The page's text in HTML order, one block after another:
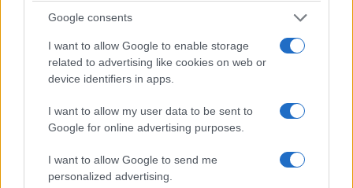
Google consents
I want to allow Google to enable storage
related to advertising like cookies on web or
device identifiers in apps.
I want to allow my user data to be sent to
Google for online advertising purposes.
I want to allow Google to send me
personalized advertising.
Edad de Bronce. Cortada en dos por elrío
Tavira
las calles empedradas se entrelazan con parques
sombreados, hasta un castillo elevado, sobre un
iglesias góticas y renacentistas.
Los pescadores llevan las capturas diarias a un
moderno mercado ribereño y la ciudad está a